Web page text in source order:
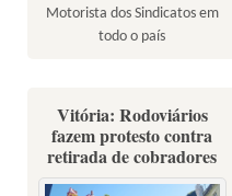
Motorista dos Sindicatos em
todo o país
Vitória: Rodoviários
fazem protesto contra
retirada de cobradores